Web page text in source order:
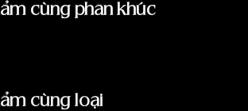
cùng phân khúc
cùng loại